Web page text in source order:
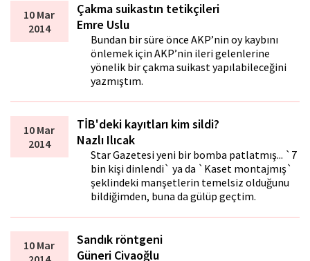
10 Mar
2014
Çakma suikastın tetikçileri
Emre Uslu
Bundan bir süre önce AKP’nin oy kaybını
önlemek için AKP’nin ileri gelenlerine
yönelik bir çakma suikast yapılabileceğini
yazmıştım.
10 Mar
2014
TİB'deki kayıtları kim sildi?
Nazlı Ilıcak
Star Gazetesi yeni bir bomba patlatmış... `7
bin kişi dinlendi` ya da `Kaset montajmış`
şeklindeki manşetlerin temelsiz olduğunu
bildiğimden, buna da gülüp geçtim.
10 Mar
Sandık röntgeni
Güneri Civaoğlu